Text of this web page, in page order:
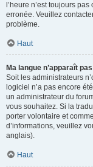
l’heure n’est toujours
erronée. Veuillez
problème.
Haut
Ma langue n’apparaît
Soit les administrateurs
logiciel n’a pas encore
un administrateur du
vous souhaitez. Si la
porter volontaire et
d’informations, veuillez
anglais).
Haut